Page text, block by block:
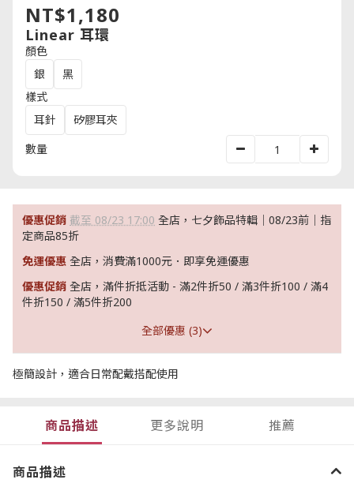
NT$1,180
Linear 耳環
顏色
銀
黑
樣式
耳針
矽膠耳夾
數量
優惠促銷 截至 08/23 17:00 全店，七夕飾品特輯｜08/23前｜指
定商品85折
免運優惠 全店，消費滿1000元．即享免運優惠
優惠促銷 全店，滿件折抵活動 - 滿2件折50 / 滿3件折100 / 滿4
件折150 / 滿5件折200
全部優惠 (3)
極簡設計，適合日常配戴搭配使用
商品描述 更多說明 推薦
商品描述